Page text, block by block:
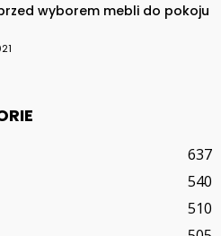
wyborem mebli do pokoju
637
540
510